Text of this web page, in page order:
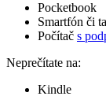
Pocketbook
Smartfón či
Počítač s
Neprečítate na:
Kindle